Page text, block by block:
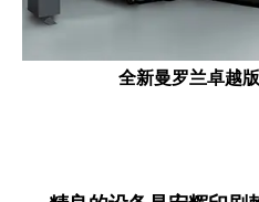
全新曼罗兰卓越